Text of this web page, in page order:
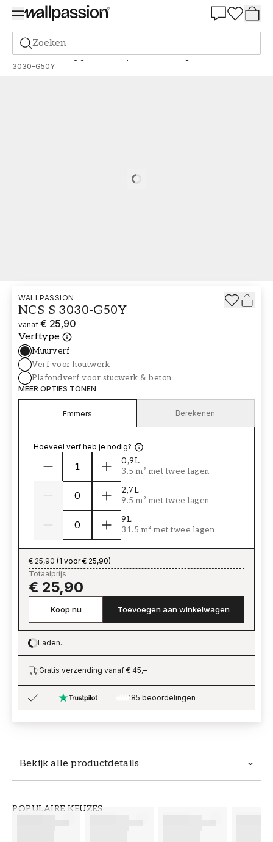
Zoeken
Verf Bestelling gebaseerd op NCS Bestelling door NCS
3030-G50Y
Bekijk alle productdetails
POPULAIRE KEUZES
WALLPASSION
NCS S 3030-G50Y
vanaf € 25,90
Verftype
Muurverf
Verf voor houtwerk
Plafondverf voor stucwerk & beton
MEER OPTIES TONEN
Emmers Berekenen
Hoeveel verf heb je nodig?
0,9L
3.5 m² met twee lagen
2,7L
9.5 m² met twee lagen
9L
31.5 m² met twee lagen
€ 25,90 (1 voor € 25,90)
Totaalprijs
€ 25,90
Koop nu Toevoegen aan winkelwagen
Loading…
Laden...
Gratis verzending vanaf € 45,–
185 beoordelingen